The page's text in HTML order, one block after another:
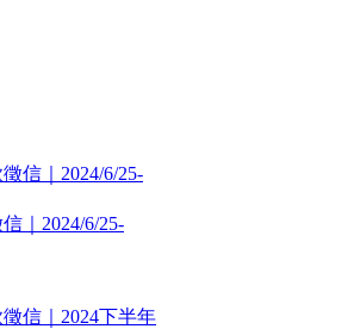
｜2024/6/25-